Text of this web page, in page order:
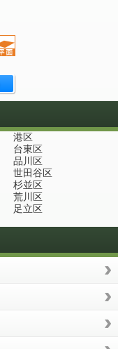
港区
台東区
品川区
世田谷区
杉並区
荒川区
足立区